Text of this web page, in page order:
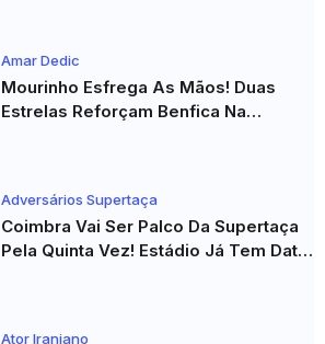
Amar Dedic
Mourinho Esfrega As Mãos! Duas
Estrelas Reforçam Benfica Na
Adversários Supertaça
Coimbra Vai Ser Palco Da Supertaça
Pela Quinta Vez! Estádio Já Tem Data
Ator Iraniano